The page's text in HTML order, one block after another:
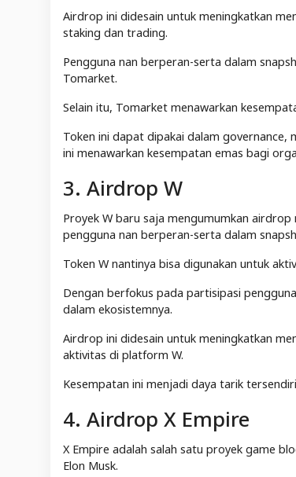
Airdrop ini didesain untuk meningkatkan
staking dan trading.
Pengguna nan berperan-serta dalam
Tomarket.
Selain itu, Tomarket menawarkan
Token ini dapat dipakai dalam
ini menawarkan kesempatan emas bagi
3. Airdrop W
Proyek W baru saja mengumumkan
pengguna nan berperan-serta dalam
Token W nantinya bisa digunakan untuk
Dengan berfokus pada partisipasi
dalam ekosistemnya.
Airdrop ini didesain untuk meningkatkan
aktivitas di platform W.
Kesempatan ini menjadi daya tarik
4. Airdrop X Empire
X Empire adalah salah satu proyek game
Elon Musk.